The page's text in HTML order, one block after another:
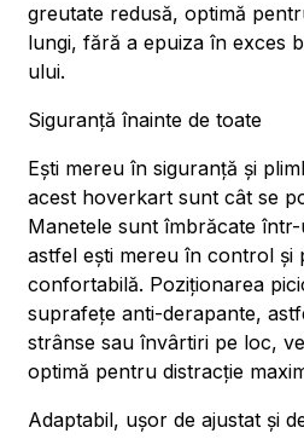
greutate redusă, optimă
lungi, fără a epuiza în exces
ului.
Siguranță înainte de toate
Ești mereu în siguranță și
acest hoverkart sunt cât se
Manetele sunt îmbrăcate
astfel ești mereu în control și
confortabilă. Poziționarea
suprafețe anti-derapante,
strânse sau învârtiri pe loc,
optimă pentru distracție
Adaptabil, ușor de ajustat și